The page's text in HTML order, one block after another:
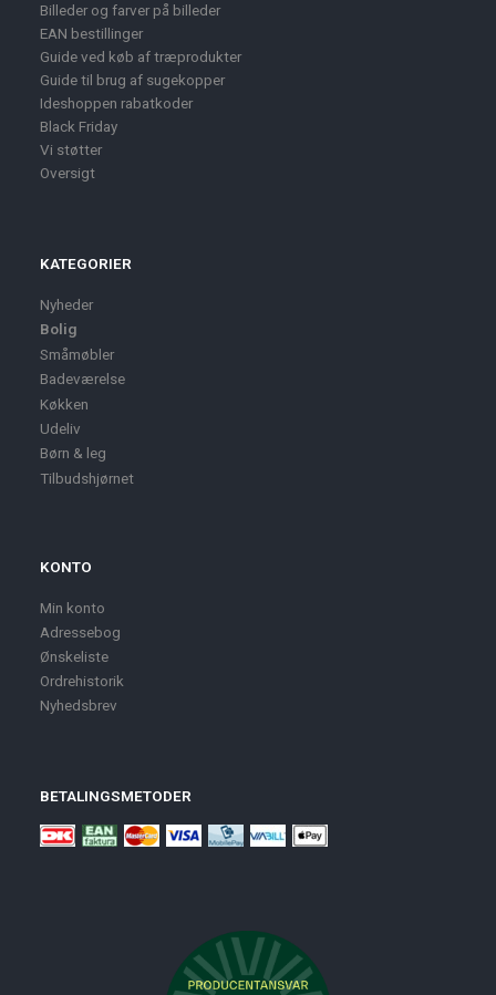
Billeder og farver på billeder
EAN bestillinger
Guide ved køb af træprodukter
Guide til brug af sugekopper
Ideshoppen rabatkoder
Black Friday
Vi støtter
Oversigt
KATEGORIER
Nyheder
Bolig
Småmøbler
Badeværelse
Køkken
Udeliv
Børn & leg
Tilbudshjørnet
KONTO
Min konto
Adressebog
Ønskeliste
Ordrehistorik
Nyhedsbrev
BETALINGSMETODER